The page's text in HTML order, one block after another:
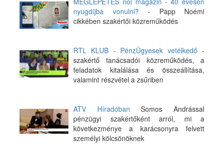
nyugdíjba vonulni? - Papp Noémi
cikkében szakértői közreműködés
RTL KLUB - PénzÜgyesek vetélkedő -
szakértő tanácsadói közreműködés, a
feladatok kitalálása és összeállítása,
valamint részvétel a zsűriben
ATV Híradóban Somos Andrással
pénzügyi szakértőként arról, mi a
következménye a karácsonyra felvett
személyi kölcsönöknek